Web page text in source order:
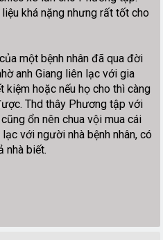
khá nặng nhưng rất tốt cho
một bệnh nhân đã qua đời
anh Giang liên lạc với gia
kiệm hoặc nếu họ cho thì càng
Thd thây Phương tập với
ổn nên chua vội mua cái
với người nhà bệnh nhân, có
nhà biết.